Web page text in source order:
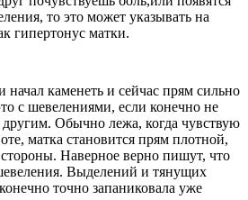
то это может указывать на
гипертонус матки.
начал каменеть и сейчас прям сильно
с шевелениями, если конечно не
Обычно лежа, когда чувствую
матка становится прям плотной,
Наверное верно пишут, что
Выделений и тянущих
точно запаниковала уже